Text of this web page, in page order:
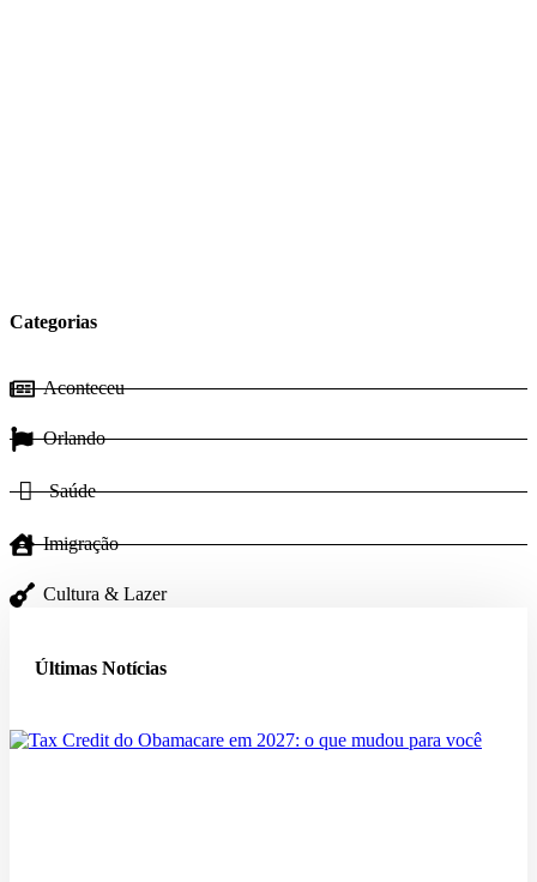
Categorias
Aconteceu
Orlando
Saúde
Imigração
Cultura & Lazer
Últimas Notícias